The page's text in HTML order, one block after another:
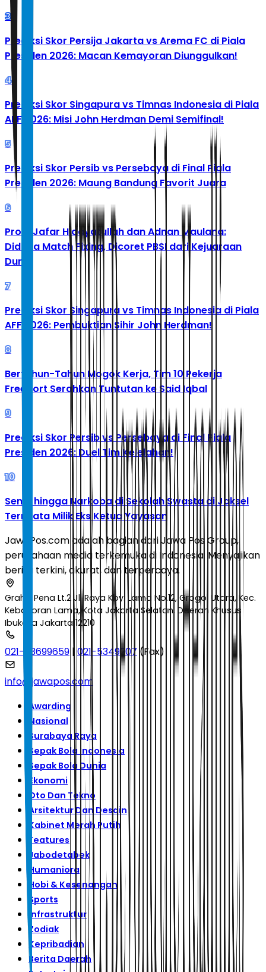
3
Prediksi Skor Persija Jakarta vs Arema FC di Piala
Presiden 2026: Macan Kemayoran Diunggulkan!
4
Prediksi Skor Singapura vs Timnas Indonesia di Piala
AFF 2026: Misi John Herdman Demi Semifinal!
5
Prediksi Skor Persib vs Persebaya di Final Piala
Presiden 2026: Maung Bandung Favorit Juara
6
Profil Jafar Hidayatullah dan Adnan Maulana:
Diduga Match Fixing, Dicoret PBSI dari Kejuaraan
Dunia
7
Prediksi Skor Singapura vs Timnas Indonesia di Piala
AFF 2026: Pembuktian Sihir John Herdman!
8
Bertahun-Tahun Mogok Kerja, Tim 10 Pekerja
Freeport Serahkan Tuntutan ke Said Iqbal
9
Prediksi Skor Persib vs Persebaya di Final Piala
Presiden 2026: Duel Tim Kelelahan!
10
Senpi hingga Narkoba di Sekolah Swasta di Jaksel
Ternyata Milik Eks Ketua Yayasan
JawaPos.com adalah bagian dari Jawa Pos Group,
perusahaan media terkemuka di Indonesia. Menyajikan
berita terkini, akurat, dan terpercaya.
Graha Pena Lt.2 Jl. Raya Kby. Lama No.12, Grogol Utara, Kec.
Kebayoran Lama, Kota Jakarta Selatan, Daerah Khusus
Ibukota Jakarta 12210
021-53699659 | 021-5349207 (Fax)
info@jawapos.com
Awarding
Nasional
Surabaya Raya
Sepak Bola Indonesia
Sepak Bola Dunia
Ekonomi
Oto Dan Tekno
Arsitektur Dan Desain
Kabinet Merah Putih
Features
Jabodetabek
Humaniora
Hobi & Kesenangan
Sports
Infrastruktur
Zodiak
Kepribadian
Berita Daerah